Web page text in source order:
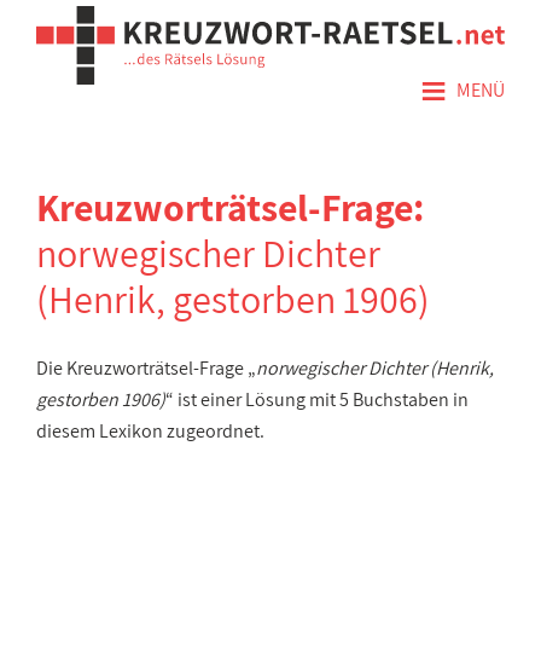
≡ MENÜ
Kreuzworträtsel-Frage:
norwegischer Dichter
(Henrik, gestorben 1906)
Die Kreuzworträtsel-Frage „norwegischer Dichter (Henrik,
gestorben 1906)“ ist einer Lösung mit 5 Buchstaben in
diesem Lexikon zugeordnet.